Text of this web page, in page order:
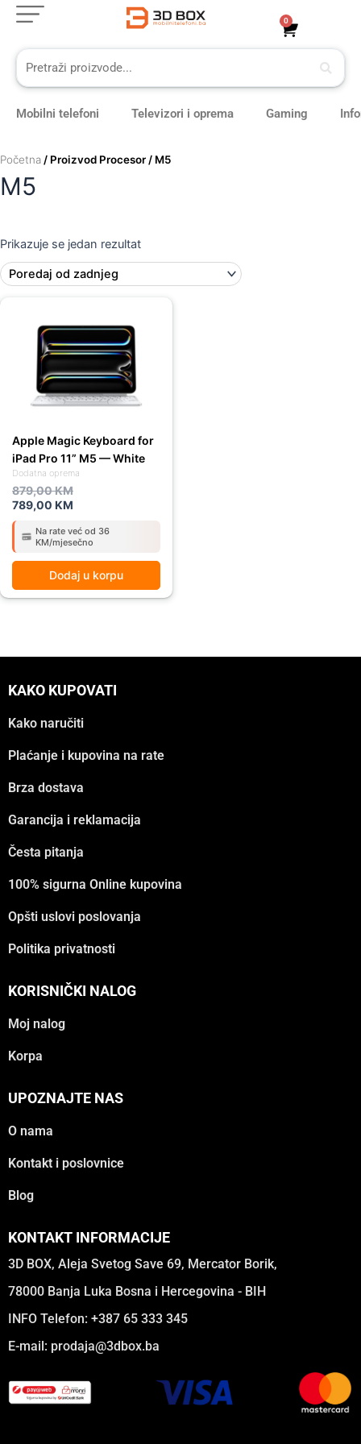
Skip
content
0
Cart
Mobilni telefoni Televizori i oprema Gaming
Početna / Proizvod Procesor / M5
M5
Prikazuje se jedan rezultat
Dodatna oprema
Apple Magic Keyboard for
iPad Pro 11” M5 — White
879,00KM
879,00 KM.
789,00 KM
789,00 KM.
Na rate već od 36
KM/mjesečno
Dodaj u korpu
KAKO KUPOVATI
Kako naručiti
Plaćanje i kupovina na rate
Brza dostava
Garancija i reklamacija
Česta pitanja
100% sigurna Online kupovina
Opšti uslovi poslovanja
Politika privatnosti
KORISNIČKI NALOG
Moj nalog
Korpa
UPOZNAJTE NAS
O nama
Kontakt i poslovnice
Blog
KONTAKT INFORMACIJE
3D BOX, Aleja Svetog Save 69, Mercator Borik,
78000 Banja Luka Bosna i Hercegovina - BIH
INFO Telefon: +387 65 333 345
E-mail: prodaja@3dbox.ba